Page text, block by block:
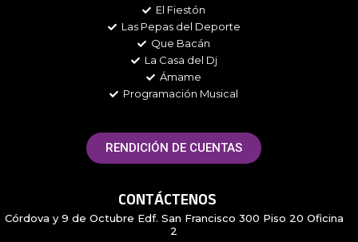
El Fiestón
Las Pepas del Deporte
Que Bacán
La Casa del Dj
Ámame
Programación Musical
RENDICIÓN DE CUENTAS
CONTÁCTENOS
Córdova y 9 de Octubre Edf. San Francisco 300 Piso 20 Oficina
2